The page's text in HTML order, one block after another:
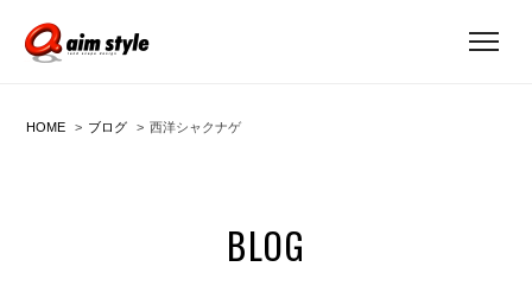
HOME ブログ 西洋シャクナゲ
BLOG